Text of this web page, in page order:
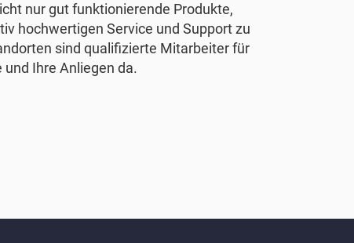
nur gut funktionierende Produkte,
hochwertigen Service und Support zu
sind qualifizierte Mitarbeiter für
und Ihre Anliegen da.